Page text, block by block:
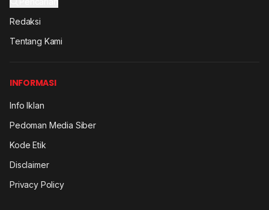
Redaksi
Tentang Kami
INFORMASI
Info Iklan
Pedoman Media Siber
Kode Etik
Disclaimer
Privacy Policy